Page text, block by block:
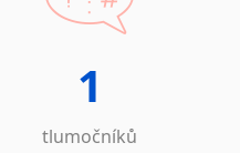
1
tlumočníků